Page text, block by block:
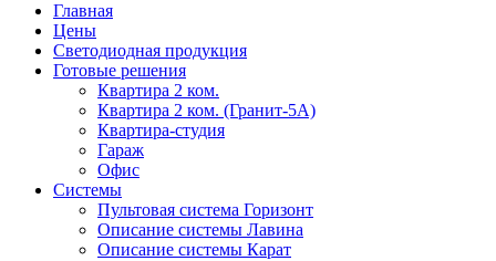
Главная
Цены
Светодиодная продукция
Готовые решения
Квартира 2 ком.
Квартира 2 ком. (Гранит-5А)
Квартира-студия
Гараж
Офис
Системы
Пультовая система Горизонт
Описание системы Лавина
Описание системы Карат